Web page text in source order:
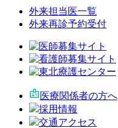
外来担当医一覧
外来再診予約受付
医療関係者の方へ
採用情報
交通アクセス